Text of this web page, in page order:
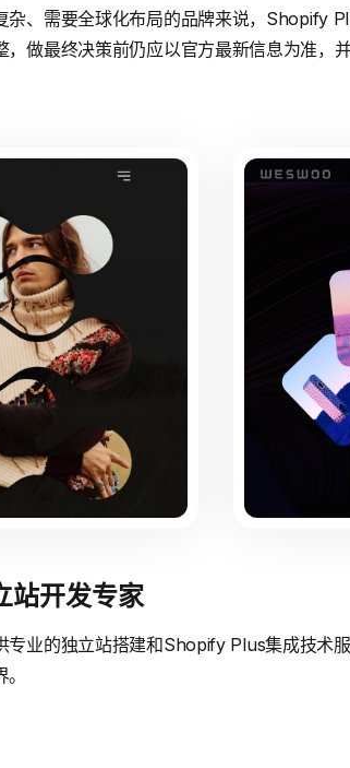
杂、需要全球化布局的品牌来说，Shopify
做最终决策前仍应以官方最新信息为准，
站开发专家
专业的独立站搭建和Shopify Plus集成技术